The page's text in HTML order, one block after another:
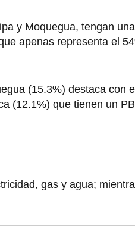
y Moquegua, tengan una
apenas representa el
(15.3%) destaca con el
(12.1%) que tienen un
gas y agua;